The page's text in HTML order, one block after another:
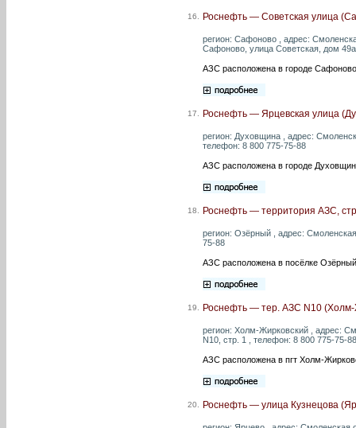
16. Роснефть — Советская улица
регион: Сафоново , адрес:
Сафоново, улица Советская, дом
АЗС расположена в городе
17. Роснефть — Ярцевская улица
регион: Духовщина , адрес:
телефон: 8 800 775-75-88
АЗС расположена в городе
18. Роснефть — территория АЗС,
регион: Озёрный , адрес:
75-88
АЗС расположена в посёлке
19. Роснефть — тер. АЗС N10 (Холм-
регион: Холм-Жирковский , адрес:
N10, стр. 1 , телефон: 8 800 775-75-88
АЗС расположена в пгт Холм-
20. Роснефть — улица Кузнецова